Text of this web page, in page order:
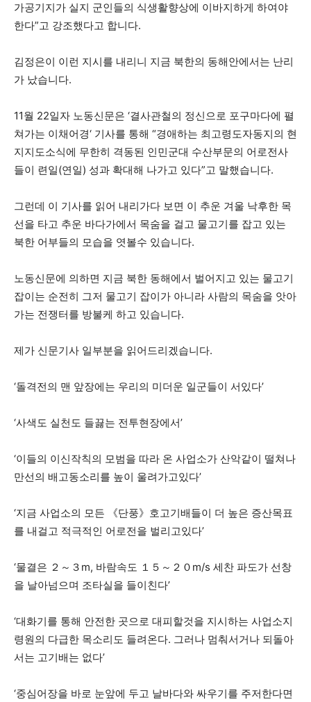
가공기지가 실지 군인들의 식생활향상에 이바지하게 하여야
한다”고 강조했다고 합니다.
김정은이 이런 지시를 내리니 지금 북한의 동해안에서는 난리
가 났습니다.
11월 22일자 노동신문은 ‘결사관철의 정신으로 포구마다에 펼
쳐가는 이채어경‘ 기사를 통해 “경애하는 최고령도자동지의 현
지지도소식에 무한히 격동된 인민군대 수산부문의 어로전사
들이 련일(연일) 성과 확대해 나가고 있다”고 말했습니다.
그런데 이 기사를 읽어 내리가다 보면 이 추운 겨울 낙후한 목
선을 타고 추운 바다가에서 목숨을 걸고 물고기를 잡고 있는
북한 어부들의 모습을 엿볼수 있습니다.
노동신문에 의하면 지금 북한 동해에서 벌어지고 있는 물고기
잡이는 순전히 그저 물고기 잡이가 아니라 사람의 목숨을 앗아
가는 전쟁터를 방불케 하고 있습니다.
제가 신문기사 일부분을 읽어드리겠습니다.
‘돌격전의 맨 앞장에는 우리의 미더운 일군들이 서있다’
‘사색도 실천도 들끓는 전투현장에서’
‘이들의 이신작칙의 모범을 따라 온 사업소가 산악같이 떨쳐나
만선의 배고동소리를 높이 울려가고있다’
‘지금 사업소의 모든 《단풍》호고기배들이 더 높은 증산목표
를 내걸고 적극적인 어로전을 벌리고있다’
‘물결은 ２～３m, 바람속도 １５～２０m/s 세찬 파도가 선창
을 날아넘으며 조타실을 들이친다’
‘대화기를 통해 안전한 곳으로 대피할것을 지시하는 사업소지
령원의 다급한 목소리도 들려온다. 그러나 멈춰서거나 되돌아
서는 고기배는 없다’
‘중심어장을 바로 눈앞에 두고 날바다와 싸우기를 주저한다면